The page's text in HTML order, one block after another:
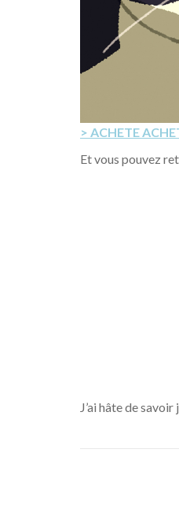
> ACHETE
Et vous pouvez
J’ai hâte de